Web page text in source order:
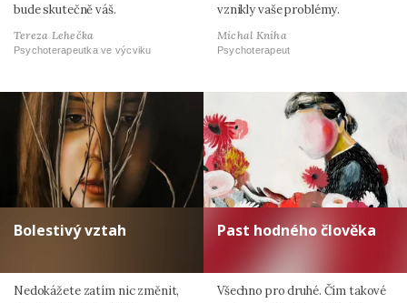
bude skutečně váš.
Tereza Lehečka
Psychoterapeutka ve výcviku
vznikly vaše problémy.
Michal Kniha
Psychoterapeut
Bolestivý vztah
Nedokážete zatím nic změnit,
Past hodného člověka
Všechno pro druhé. Čím takové